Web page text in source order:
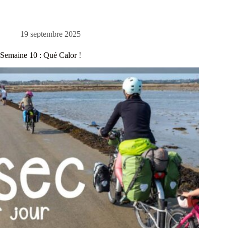
19 septembre 2025
Semaine 10 : Qué Calor !